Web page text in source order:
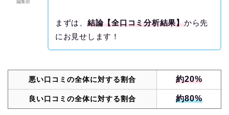
編集部
まずは、 結論【全口コミ分析結果】から先
にお見せします！
悪い口コミの全体に対する割合 約20%
良い口コミの全体に対する割合 約80%